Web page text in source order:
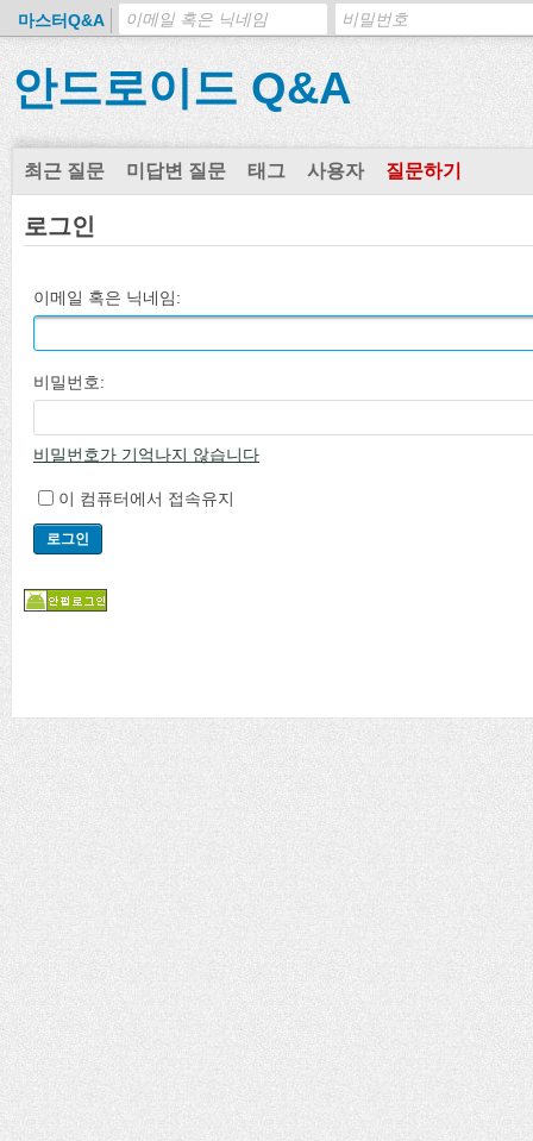
마스터Q&A
안드로이드 Q&A
최근 질문 미답변 질문 태그 사용자 질문하기
로그인
이메일 혹은 닉네임:
비밀번호:
비밀번호가 기억나지 않습니다
이 컴퓨터에서 접속유지